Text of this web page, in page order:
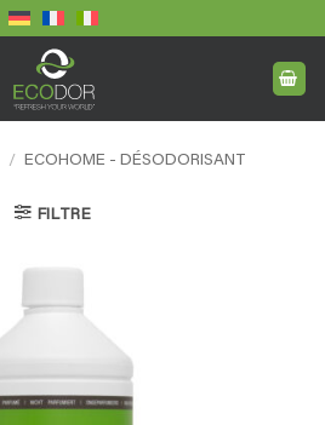
/ ECOHOME - DÉSODORISANT
FILTRE